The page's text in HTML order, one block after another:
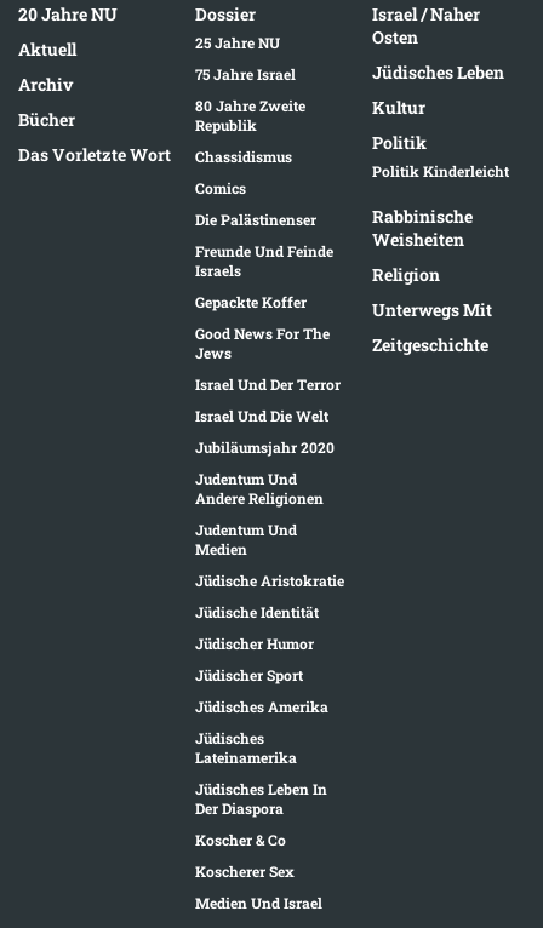
20 Jahre NU
Aktuell
Archiv
Bücher
Das Vorletzte Wort
Dossier
25 Jahre NU
75 Jahre Israel
80 Jahre Zweite
Republik
Chassidismus
Comics
Die Palästinenser
Freunde Und Feinde
Israels
Gepackte Koffer
Good News For The
Jews
Israel Und Der Terror
Israel Und Die Welt
Jubiläumsjahr 2020
Judentum Und
Andere Religionen
Judentum Und
Medien
Jüdische Aristokratie
Jüdische Identität
Jüdischer Humor
Jüdischer Sport
Jüdisches Amerika
Jüdisches
Lateinamerika
Jüdisches Leben In
Der Diaspora
Koscher & Co
Koscherer Sex
Medien Und Israel
Israel / Naher
Osten
Jüdisches Leben
Kultur
Politik
Politik Kinderleicht
Rabbinische
Weisheiten
Religion
Unterwegs Mit
Zeitgeschichte